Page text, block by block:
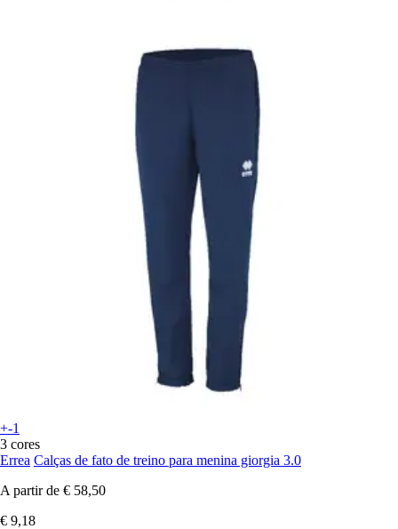
+-1
3 cores
Errea Calças de fato de treino para menina giorgia 3.0
A partir de € 58,50
€ 9,18